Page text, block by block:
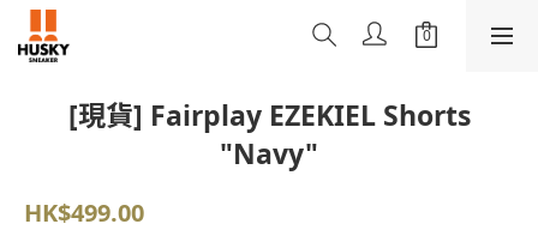
[現貨] Fairplay EZEKIEL Shorts
"Navy"
HK$499.00